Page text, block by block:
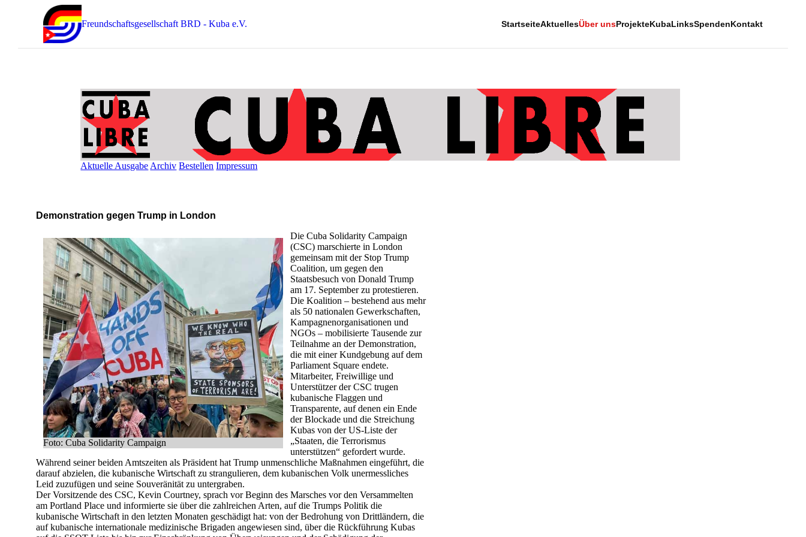
Freundschaftsgesellschaft BRD - Kuba e.V. StartseiteAktuellesÜber unsProjekteKubaLinksSpendenKontakt
Aktuelle Ausgabe Archiv Bestellen Impressum
Demonstration gegen Trump in London
Foto: Cuba Solidarity Campaign
Die Cuba Solidarity Campaign
(CSC) marschierte in London
gemeinsam mit der Stop Trump
Coalition, um gegen den
Staatsbesuch von Donald Trump
am 17. September zu protestieren.
Die Koalition – bestehend aus mehr
als 50 nationalen Gewerkschaften,
Kampagnenorganisationen und
NGOs – mobilisierte Tausende zur
Teilnahme an der Demonstration,
die mit einer Kundgebung auf dem
Parliament Square endete.
Mitarbeiter, Freiwillige und
Unterstützer der CSC trugen
kubanische Flaggen und
Transparente, auf denen ein Ende
der Blockade und die Streichung
Kubas von der US-Liste der
„Staaten, die Terrorismus
unterstützen“ gefordert wurde.
Während seiner beiden Amtszeiten als Präsident hat Trump unmenschliche Maßnahmen eingeführt, die
darauf abzielen, die kubanische Wirtschaft zu strangulieren, dem kubanischen Volk unermessliches
Leid zuzufügen und seine Souveränität zu untergraben.
Der Vorsitzende des CSC, Kevin Courtney, sprach vor Beginn des Marsches vor den Versammelten
am Portland Place und informierte sie über die zahlreichen Arten, auf die Trumps Politik die
kubanische Wirtschaft in den letzten Monaten geschädigt hat: von der Bedrohung von Drittländern, die
auf kubanische internationale medizinische Brigaden angewiesen sind, über die Rückführung Kubas